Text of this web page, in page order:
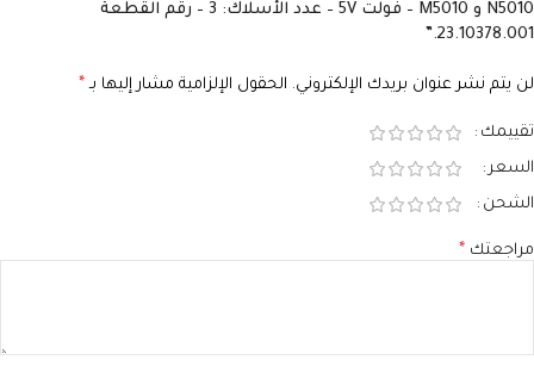
N5010 و M5010 – فولت 5V – عدد الأسلاك: 3 – رقم القطعة
23.10378.001.”
لن يتم نشر عنوان بريدك الإلكتروني. الحقول الإلزامية مشار إليها بـ *
تقييمك
السعر
الشحن
مراجعتك *